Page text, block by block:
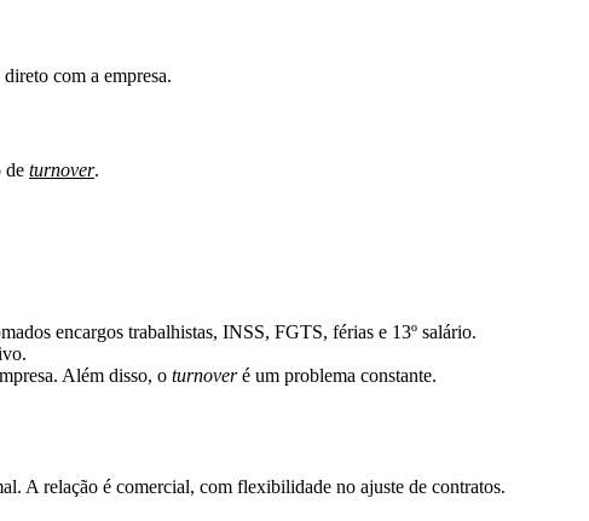
com a empresa.
de turnover.
encargos trabalhistas, INSS, FGTS, férias e 13º salário.
Além disso, o turnoveré um problema constante.
A relação é comercial, com flexibilidade no ajuste de contratos.